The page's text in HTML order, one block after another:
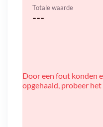
Totale waarde
---
Door een fout konden
opgehaald, probeer